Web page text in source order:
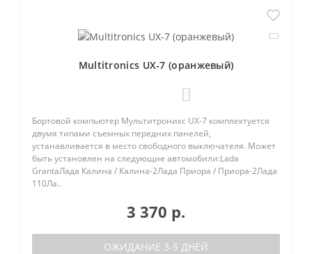
Multitronics UX-7 (оранжевый)
Бортовой компьютер Мультитроникс UX-7 комплектуется
двумя типами съемных передних панелей,
устанавливается в место свободного выключателя. Может
быть установлен на следующие автомобили:Lada
GrantaЛада Калина / Калина-2Лада Приора / Приора-2Лада
110Ла..
3 370 р.
ОЖИДАНИЕ 3-5 ДНЕЙ